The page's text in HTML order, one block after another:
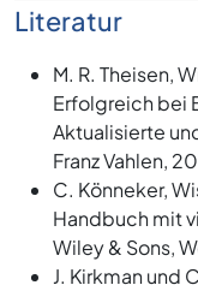
Literatur
M. R. Theisen,
Erfolgreich bei
Aktualisierte
Franz Vahlen,
C. Könneker,
Handbuch mit
Wiley & Sons,
J. Kirkman und